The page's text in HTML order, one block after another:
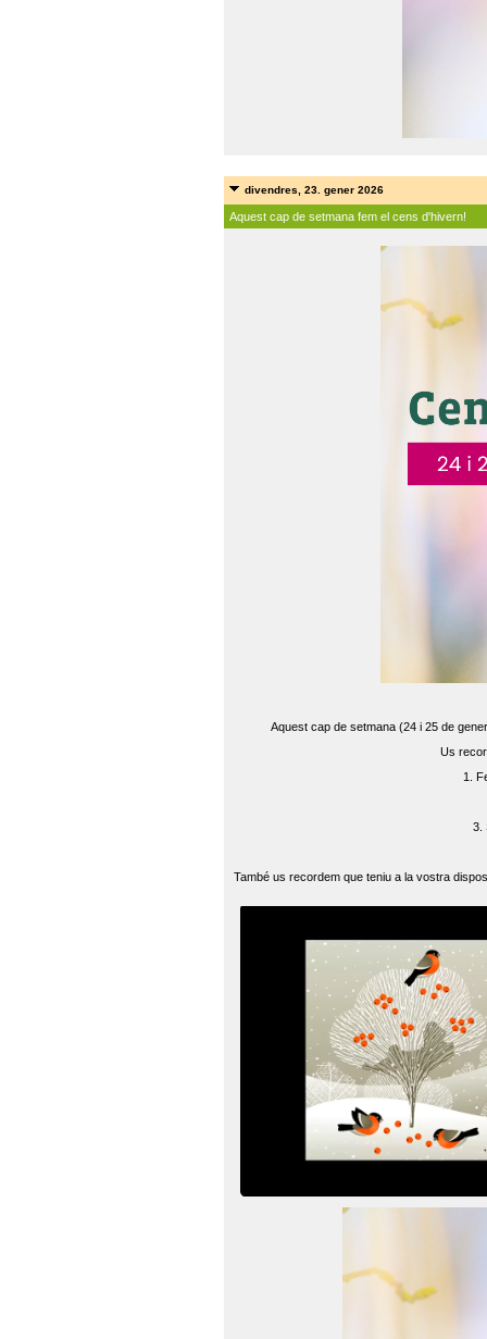
divendres, 23. gener 2026
Aquest cap de setmana fem el cens d'hivern!
Aquest cap de setmana (24 i 25 de
Us
1.
3.
També us recordem que teniu a la vostra